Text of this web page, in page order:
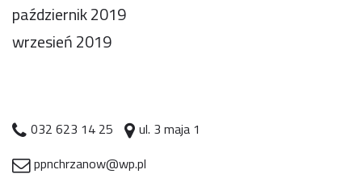
październik 2019
wrzesień 2019
032 623 14 25
ul. 3 maja 1
ppnchrzanow@wp.pl